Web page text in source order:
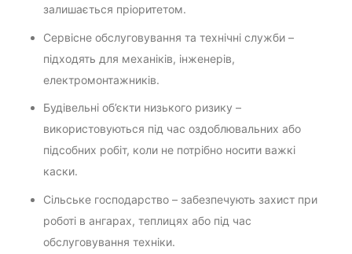
залишається пріоритетом.
Сервісне обслуговування та технічні служби –
підходять для механіків, інженерів,
електромонтажників.
Будівельні об’єкти низького ризику –
використовуються під час оздоблювальних або
підсобних робіт, коли не потрібно носити важкі
каски.
Сільське господарство – забезпечують захист при
роботі в ангарах, теплицях або під час
обслуговування техніки.